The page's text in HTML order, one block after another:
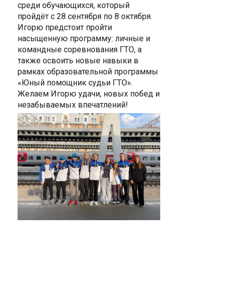
среди обучающихся, который
пройдёт с 28 сентября по 8 октября.
Игорю предстоит пройти
насыщенную программу: личные и
командные соревнования ГТО, а
также освоить новые навыки в
рамках образовательной программы
«Юный помощник судьи ГТО».
Желаем Игорю удачи, новых побед и
незабываемых впечатлений!